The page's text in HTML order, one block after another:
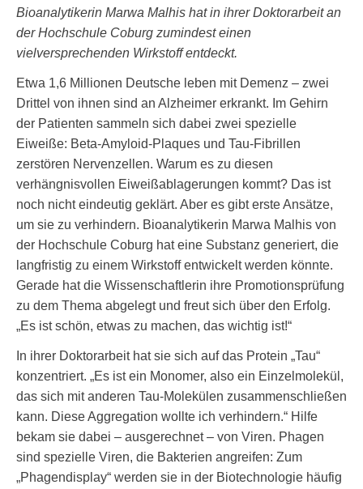
Bioanalytikerin Marwa Malhis hat in ihrer Doktorarbeit an
der Hochschule Coburg zumindest einen
vielversprechenden Wirkstoff entdeckt.
Etwa 1,6 Millionen Deutsche leben mit Demenz – zwei
Drittel von ihnen sind an Alzheimer erkrankt. Im Gehirn
der Patienten sammeln sich dabei zwei spezielle
Eiweiße: Beta-Amyloid-Plaques und Tau-Fibrillen
zerstören Nervenzellen. Warum es zu diesen
verhängnisvollen Eiweißablagerungen kommt? Das ist
noch nicht eindeutig geklärt. Aber es gibt erste Ansätze,
um sie zu verhindern. Bioanalytikerin Marwa Malhis von
der Hochschule Coburg hat eine Substanz generiert, die
langfristig zu einem Wirkstoff entwickelt werden könnte.
Gerade hat die Wissenschaftlerin ihre Promotionsprüfung
zu dem Thema abgelegt und freut sich über den Erfolg.
„Es ist schön, etwas zu machen, das wichtig ist!“
In ihrer Doktorarbeit hat sie sich auf das Protein „Tau“
konzentriert. „Es ist ein Monomer, also ein Einzelmolekül,
das sich mit anderen Tau-Molekülen zusammenschließen
kann. Diese Aggregation wollte ich verhindern.“ Hilfe
bekam sie dabei – ausgerechnet – von Viren. Phagen
sind spezielle Viren, die Bakterien angreifen: Zum
„Phagendisplay“ werden sie in der Biotechnologie häufig